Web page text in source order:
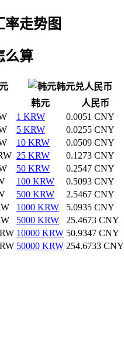
率走势图
么算
韩元兑人民币
韩元
人民币
1 KRW
0.0051 CNY
5 KRW
0.0255 CNY
10 KRW
0.0509 CNY
25 KRW
0.1273 CNY
50 KRW
0.2547 CNY
100 KRW
0.5093 CNY
500 KRW
2.5467 CNY
1000 KRW
5.0935 CNY
5000 KRW
25.4673 CNY
10000 KRW 50.9347 CNY
50000 KRW 254.6733 CNY